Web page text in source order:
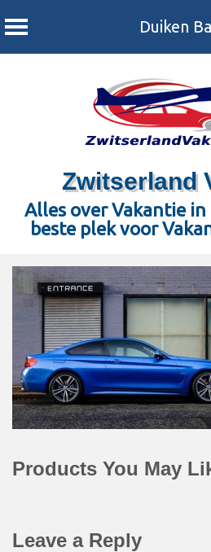
Duiken
Zwitserland
Alles over Vakantie
beste plek voor
Products You May
Leave a Reply